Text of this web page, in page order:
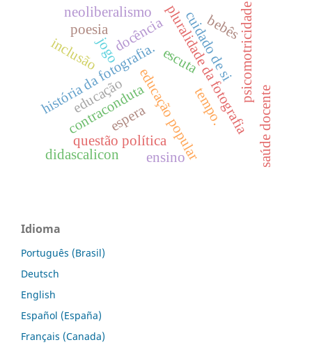
pluralidade da fotografia
história da fotografia. escuta
jogo
espera
psicomotricidade
educação popular
questão política
docência
neoliberalismo cuidado de si
contraconduta tempo.
inclusão
saúde docente
educação
ensino
didascalicon
bebês
poesia
Idioma
Português (Brasil)
Deutsch
English
Español (España)
Français (Canada)